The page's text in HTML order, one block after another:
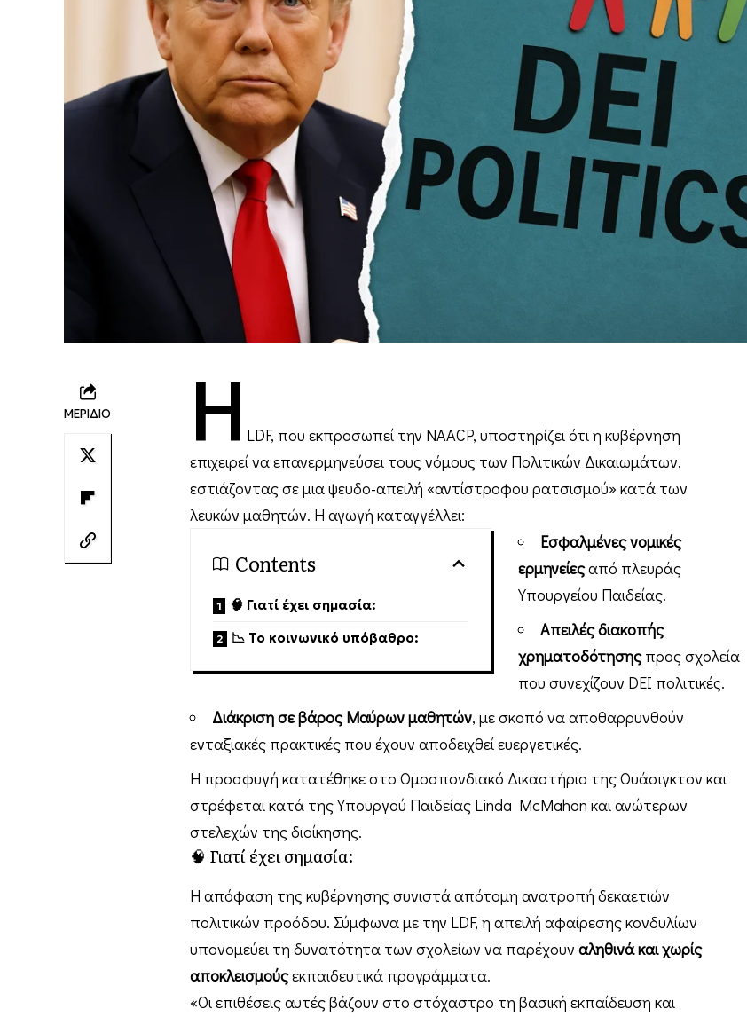
ΜΕΡΙΔΙΟ Η LDF, που εκπροσωπεί την NAACP, υποστηρίζει ότι η κυβέρνηση
επιχειρεί να επανερμηνεύσει τους νόμους των Πολιτικών Δικαιωμάτων,
εστιάζοντας σε μια ψευδο-απειλή «αντίστροφου ρατσισμού» κατά των
λευκών μαθητών. Η αγωγή καταγγέλλει:
Contents
🧠 Γιατί έχει σημασία:
📉 Το κοινωνικό υπόβαθρο:
Εσφαλμένες νομικές
ερμηνείεςαπό πλευράς
Υπουργείου Παιδείας.
Απειλές διακοπής
χρηματοδότησηςπρος σχολεία
που συνεχίζουν DEI πολιτικές.
Διάκριση σε βάρος Μαύρων μαθητών, με σκοπό να αποθαρρυνθούν
ενταξιακές πρακτικές που έχουν αποδειχθεί ευεργετικές.
Η προσφυγή κατατέθηκε στο Ομοσπονδιακό Δικαστήριο της Ουάσιγκτον και
στρέφεται κατά της Υπουργού Παιδείας Linda McMahon και ανώτερων
στελεχών της διοίκησης.
🧠 Γιατί έχει σημασία:
Η απόφαση της κυβέρνησης συνιστά απότομη ανατροπή δεκαετιών
πολιτικών προόδου. Σύμφωνα με την LDF, η απειλή αφαίρεσης κονδυλίων
υπονομεύει τη δυνατότητα των σχολείων να παρέχουν αληθινά και χωρίς
αποκλεισμούςεκπαιδευτικά προγράμματα.
«Οι επιθέσεις αυτές βάζουν στο στόχαστρο τη βασική εκπαίδευση και